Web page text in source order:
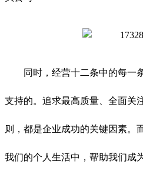
同时，经营十二条中的每一
支持的。追求最高质量、全面关
则，都是企业成功的关键因素。
我们的个人生活中，帮助我们成